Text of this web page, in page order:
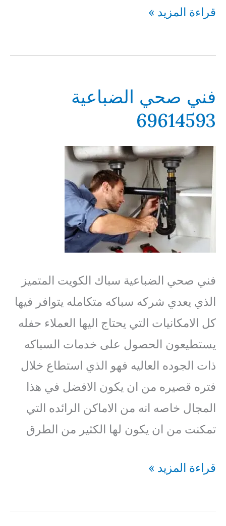
فني
اشبيلية
قراءة المزيد »
فني صحي الضباعية
69614593
فني صحي الضباعية سباك الكويت المتميز
الذي يعدي شركه سباكه متكامله يتوافر فيها
كل الامكانيات التي يحتاج اليها العملاء حفله
يستطيعون الحصول على خدمات السباكه
ذات الجوده العاليه فهو الذي استطاع خلال
فتره قصيره من ان يكون الافضل في هذا
المجال خاصه انه من الاماكن الرائده التي
تمكنت من ان يكون لها الكثير من الطرق
فني
الضباعية
قراءة المزيد »